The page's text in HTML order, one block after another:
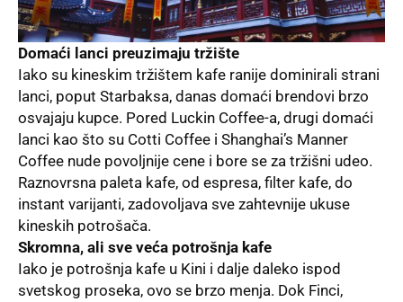
Domaći lanci preuzimaju tržište
Iako su kineskim tržištem kafe ranije dominirali strani
lanci, poput Starbaksa, danas domaći brendovi brzo
osvajaju kupce. Pored Luckin Coffee-a, drugi domaći
lanci kao što su Cotti Coffee i Shanghai’s Manner
Coffee nude povoljnije cene i bore se za tržišni udeo.
Raznovrsna paleta kafe, od espresa, filter kafe, do
instant varijanti, zadovoljava sve zahtevnije ukuse
kineskih potrošača.
Skromna, ali sve veća potrošnja kafe
Iako je potrošnja kafe u Kini i dalje daleko ispod
svetskog proseka, ovo se brzo menja. Dok Finci,